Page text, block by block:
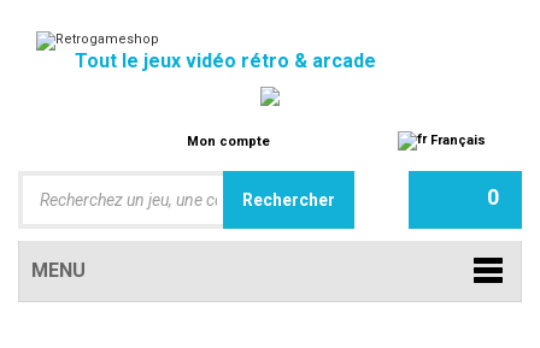
Tout le jeux vidéo rétro & arcade
Mon compte Français
0
MENU